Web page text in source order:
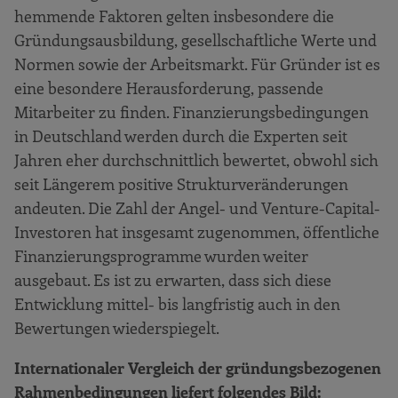
hemmende Faktoren gelten insbesondere die
Gründungsausbildung, gesellschaftliche Werte und
Normen sowie der Arbeitsmarkt. Für Gründer ist es
eine besondere Herausforderung, passende
Mitarbeiter zu finden. Finanzierungsbedingungen
in Deutschland werden durch die Experten seit
Jahren eher durchschnittlich bewertet, obwohl sich
seit Längerem positive Strukturveränderungen
andeuten. Die Zahl der Angel- und Venture-Capital-
Investoren hat insgesamt zugenommen, öffentliche
Finanzierungsprogramme wurden weiter
ausgebaut. Es ist zu erwarten, dass sich diese
Entwicklung mittel- bis langfristig auch in den
Bewertungen wiederspiegelt.
Internationaler Vergleich der gründungsbezogenen
Rahmenbedingungen liefert folgendes Bild: